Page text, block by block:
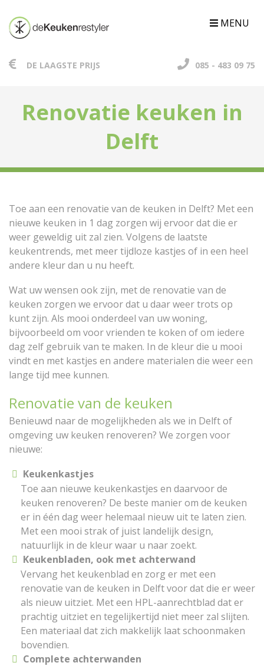
MENU
DE LAAGSTE PRIJS 085 - 483 09 75
Renovatie keuken in
Delft
Toe aan een renovatie van de keuken in Delft? Met een
nieuwe keuken in 1 dag zorgen wij ervoor dat die er
weer geweldig uit zal zien. Volgens de laatste
keukentrends, met meer tijdloze kastjes of in een heel
andere kleur dan u nu heeft.
Wat uw wensen ook zijn, met de renovatie van de
keuken zorgen we ervoor dat u daar weer trots op
kunt zijn. Als mooi onderdeel van uw woning,
bijvoorbeeld om voor vrienden te koken of om iedere
dag zelf gebruik van te maken. In de kleur die u mooi
vindt en met kastjes en andere materialen die weer een
lange tijd mee kunnen.
Renovatie van de keuken
Benieuwd naar de mogelijkheden als we in Delft of
omgeving uw keuken renoveren? We zorgen voor
nieuwe:
Keukenkastjes
Toe aan nieuwe keukenkastjes en daarvoor de
keuken renoveren? De beste manier om de keuken
er in één dag weer helemaal nieuw uit te laten zien.
Met een mooi strak of juist landelijk design,
natuurlijk in de kleur waar u naar zoekt.
Keukenbladen, ook met achterwand
Vervang het keukenblad en zorg er met een
renovatie van de keuken in Delft voor dat die er weer
als nieuw uitziet. Met een HPL-aanrechtblad dat er
prachtig uitziet en tegelijkertijd niet meer zal slijten.
Een materiaal dat zich makkelijk laat schoonmaken
bovendien.
Complete achterwanden